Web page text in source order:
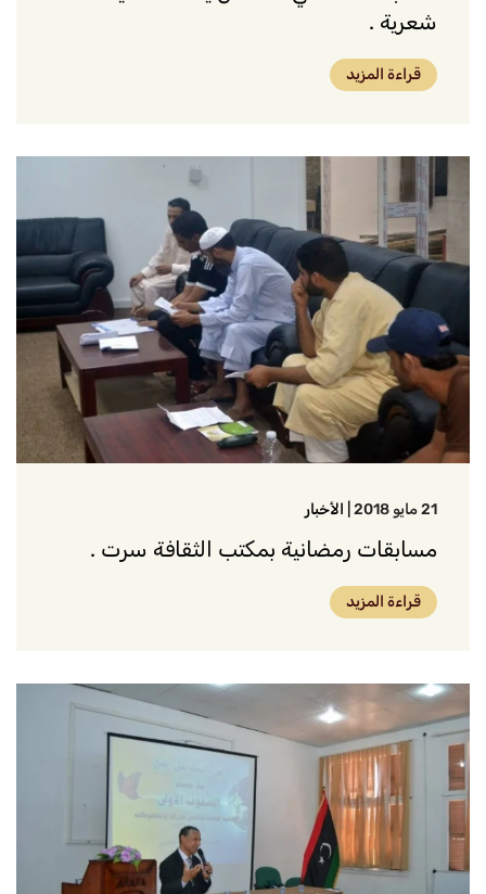
شعرية .
قراءة المزيد
21 مايو 2018 الأخبار
مسابقات رمضانية بمكتب الثقافة سرت .
قراءة المزيد